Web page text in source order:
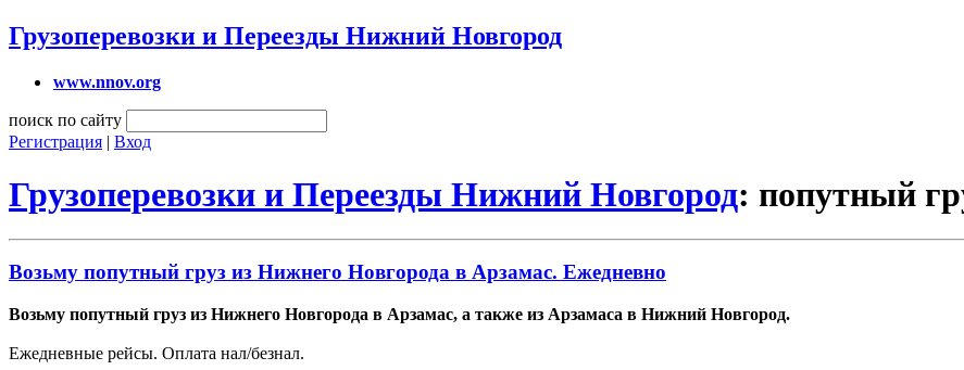
Грузоперевозки и Переезды Нижний Новгород
www.nnov.org
поиск по сайту
Регистрация | Вход
Грузоперевозки и Переезды Нижний Новгород: попутный
Возьму попутный груз из Нижнего Новгорода в Арзамас. Ежедневно
Возьму попутный груз из Нижнего Новгорода в Арзамас, а также из Арзамаса в Нижний Новгород.
Ежедневные рейсы. Оплата нал/безнал.